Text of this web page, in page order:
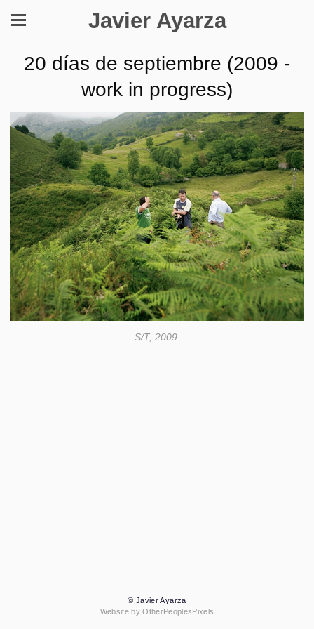
Javier Ayarza
20 días de septiembre (2009 -
work in progress)
S/T, 2009.
© Javier Ayarza
Website by OtherPeoplesPixels